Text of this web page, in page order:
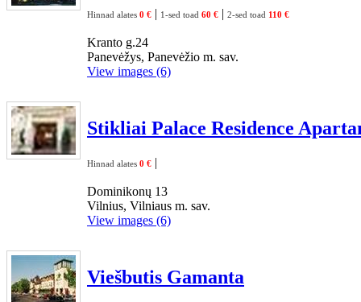
Hinnad alates 0 € | 1-sed toad 60 € | 2-sed toad 110 €
Kranto g.24
Panevėžys, Panevėžio m. sav.
View images (6)
Stikliai Palace Residence
Hinnad alates 0 € |
Dominikonų 13
Vilnius, Vilniaus m. sav.
View images (6)
Viešbutis Gamanta